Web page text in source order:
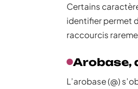
Certains
identifier permet
raccourcis
Arobase,
L’arobase (@)